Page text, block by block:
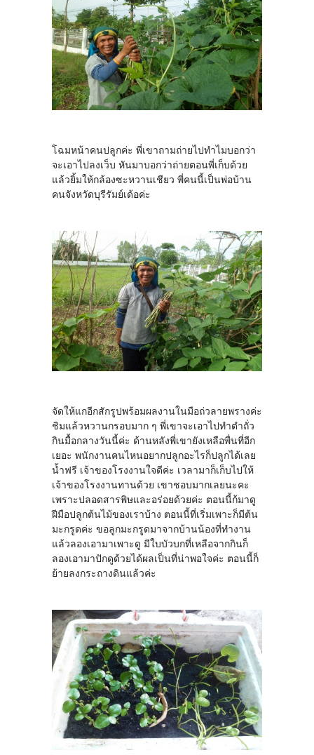
โฉมหน้าคนปลูกค่ะ พี่เขาถามถ่ายไปทำไมบอกว่า
จะเอาไปลงเว็บ หันมาบอกว่าถ่ายตอนพี่เก็บด้วย
แล้วยิ้มให้กล้องซะหวานเชียว พี่คนนี้เป็นพ่อบ้าน
คนจังหวัดบุรีรัมย์เด้อค่ะ
จัดให้แกอีกสักรูปพร้อมผลงานในมือถ่วลายพรางค่ะ
ชิมแล้วหวานกรอบมาก ๆ พี่เขาจะเอาไปทำตำถั่ว
กินมื้อกลางวันนี้ค่ะ ด้านหลังพี่เขายังเหลือพื่นที่อีก
เยอะ พนักงานคนไหนอยากปลูกอะไรก็ปลูกได้เลย
น้ำฟรี เจ้าของโรงงานใจดีค่ะ เวลามาก็เก็บไปให้
เจ้าของโรงงานทานด้วย เขาชอบมากเลยนะคะ
เพราะปลอดสารพิษและอร่อยด้วยค่ะ ตอนนี้ก้มาดู
ฝีมือปลูกต้นไม้ของเราบ้าง ตอนนี้ที่เริ่มเพาะก็มีต้น
มะกรูดค่ะ ขอลูกมะกรูดมาจากบ้านน้องที่ทำงาน
แล้วลองเอามาเพาะดู มีใบบัวบกที่เหลือจากกินก็
ลองเอามาปักดูด้วยได้ผลเป็นที่น่าพอใจค่ะ ตอนนี้ก็
ย้ายลงกระถางดินแล้วค่ะ